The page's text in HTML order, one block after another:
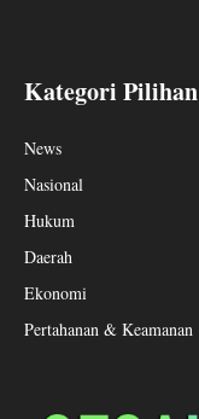
Kategori Pilihan
News
Nasional
Hukum
Daerah
Ekonomi
Pertahanan & Keamanan